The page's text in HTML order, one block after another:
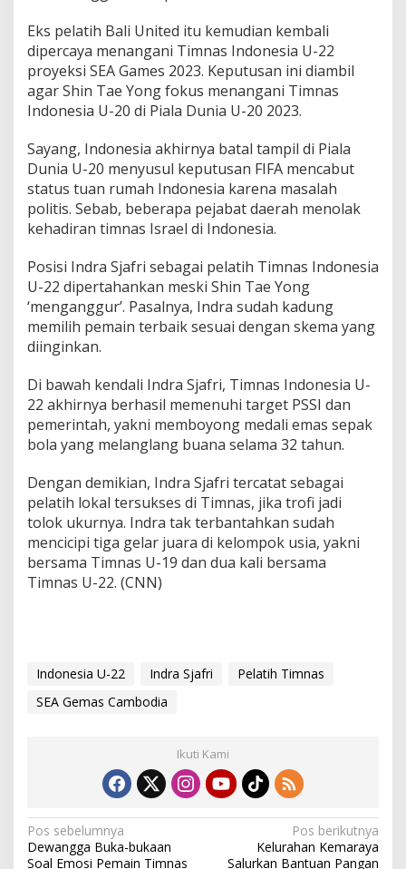
Eks pelatih Bali United itu kemudian kembali
dipercaya menangani Timnas Indonesia U-22
proyeksi SEA Games 2023. Keputusan ini diambil
agar Shin Tae Yong fokus menangani Timnas
Indonesia U-20 di Piala Dunia U-20 2023.
Sayang, Indonesia akhirnya batal tampil di Piala
Dunia U-20 menyusul keputusan FIFA mencabut
status tuan rumah Indonesia karena masalah
politis. Sebab, beberapa pejabat daerah menolak
kehadiran timnas Israel di Indonesia.
Posisi Indra Sjafri sebagai pelatih Timnas Indonesia
U-22 dipertahankan meski Shin Tae Yong
‘menganggur’. Pasalnya, Indra sudah kadung
memilih pemain terbaik sesuai dengan skema yang
diinginkan.
Di bawah kendali Indra Sjafri, Timnas Indonesia U-
22 akhirnya berhasil memenuhi target PSSI dan
pemerintah, yakni memboyong medali emas sepak
bola yang melanglang buana selama 32 tahun.
Dengan demikian, Indra Sjafri tercatat sebagai
pelatih lokal tersukses di Timnas, jika trofi jadi
tolok ukurnya. Indra tak terbantahkan sudah
mencicipi tiga gelar juara di kelompok usia, yakni
bersama Timnas U-19 dan dua kali bersama
Timnas U-22. (CNN)
Indonesia U-22 Indra Sjafri
Pelatih Timnas
SEA Gemas Cambodia
Ikuti Kami
N
a
Pos sebelumnya
Dewangga Buka-bukaan
Soal Emosi Pemain Timnas
Pos berikutnya
Kelurahan Kemaraya
Salurkan Bantuan Pangan